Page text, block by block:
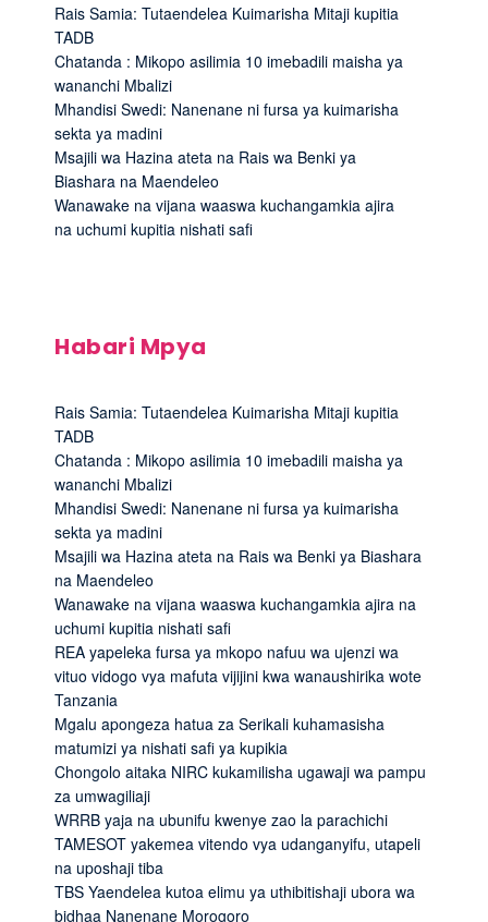
Rais Samia: Tutaendelea Kuimarisha Mitaji kupitia
TADB
Chatanda : Mikopo asilimia 10 imebadili maisha ya
wananchi Mbalizi
Mhandisi Swedi: Nanenane ni fursa ya kuimarisha
sekta ya madini
Msajili wa Hazina ateta na Rais wa Benki ya
Biashara na Maendeleo
Wanawake na vijana waaswa kuchangamkia ajira
na uchumi kupitia nishati safi
Habari Mpya
Rais Samia: Tutaendelea Kuimarisha Mitaji kupitia
TADB
Chatanda : Mikopo asilimia 10 imebadili maisha ya
wananchi Mbalizi
Mhandisi Swedi: Nanenane ni fursa ya kuimarisha
sekta ya madini
Msajili wa Hazina ateta na Rais wa Benki ya Biashara
na Maendeleo
Wanawake na vijana waaswa kuchangamkia ajira na
uchumi kupitia nishati safi
REA yapeleka fursa ya mkopo nafuu wa ujenzi wa
vituo vidogo vya mafuta vijijini kwa wanaushirika wote
Tanzania
Mgalu apongeza hatua za Serikali kuhamasisha
matumizi ya nishati safi ya kupikia
Chongolo aitaka NIRC kukamilisha ugawaji wa pampu
za umwagiliaji
WRRB yaja na ubunifu kwenye zao la parachichi
TAMESOT yakemea vitendo vya udanganyifu, utapeli
na uposhaji tiba
TBS Yaendelea kutoa elimu ya uthibitishaji ubora wa
bidhaa Nanenane Morogoro